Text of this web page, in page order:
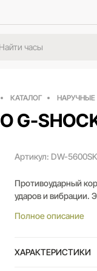
КАТАЛОГ
G-
Артикул: DW-
Противоударный
ударов и вибрации.
отпускания кнопки,
Цвет подсветки:
Полное описание
ХАРАКТЕРИСТИКИ